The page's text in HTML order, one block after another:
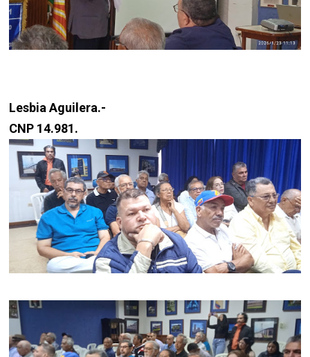
Lesbia Aguilera.-
CNP 14.981.